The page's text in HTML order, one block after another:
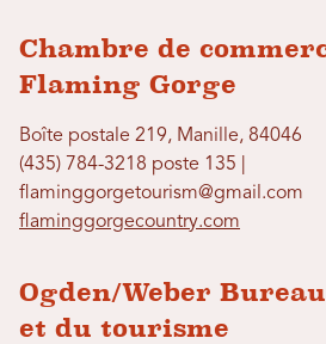
Chambre de
Flaming Gorge
Boîte postale 219, Manille, 84046
(435) 784-3218 poste 135 |
flaminggorgetourism@gmail.com
flaminggorgecountry.com
Ogden/Weber
et du tourisme